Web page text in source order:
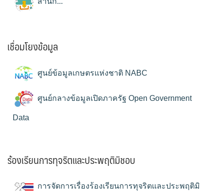
เชื่อมโยงข้อมูล
ศูนย์ข้อมูลเกษตรแห่งชาติ NABC
ศูนย์กลางข้อมูลเปิดภาครัฐ Open Government
Data
ร้องเรียนการทุจริตและประพฤติมิชอบ
การจัดการเรื่องร้องเรียนการทุจริตและประพฤติมิ